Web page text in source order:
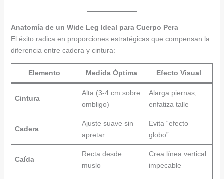
Anatomía de un Wide Leg Ideal para Cuerpo Pera
El éxito radica en proporciones estratégicas que compensan la
diferencia entre cadera y cintura:
Elemento Medida Óptima Efecto Visual
Cintura
Alta (3-4 cm sobre
ombligo)
Alarga piernas,
enfatiza talle
Cadera
Ajuste suave sin
apretar
Evita “efecto
globo”
Caída
Recta desde
muslo
Crea línea vertical
impecable